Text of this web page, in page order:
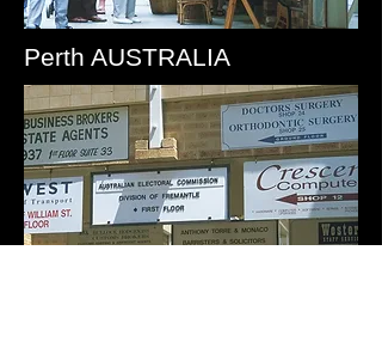
Perth AUSTRALIA